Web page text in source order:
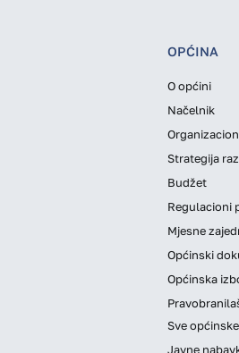
OPĆINA
O općini
Načelnik
Strategija
Budžet
Regulacioni
Mjesne
Općinski
Općinska
Sve
Javne